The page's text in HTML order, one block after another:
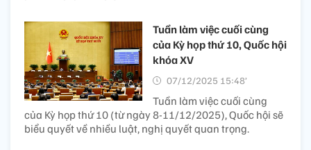
Tuần làm việc cuối cùng
của Kỳ họp thứ 10, Quốc hội
khóa XV
07/12/2025 15:48’
Tuần làm việc cuối cùng
của Kỳ họp thứ 10 (từ ngày 8-11/12/2025), Quốc hội sẽ
biểu quyết về nhiều luật, nghị quyết quan trọng.